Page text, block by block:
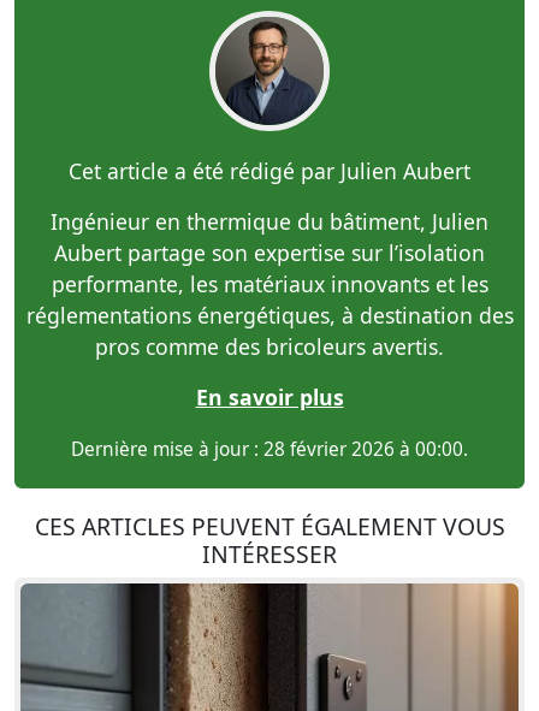
Cet article a été rédigé par Julien Aubert
Ingénieur en thermique du bâtiment, Julien
Aubert partage son expertise sur l’isolation
performante, les matériaux innovants et les
réglementations énergétiques, à destination des
pros comme des bricoleurs avertis.
En savoir plus
Dernière mise à jour : 28 février 2026 à 00:00.
CES ARTICLES PEUVENT ÉGALEMENT VOUS
INTÉRESSER